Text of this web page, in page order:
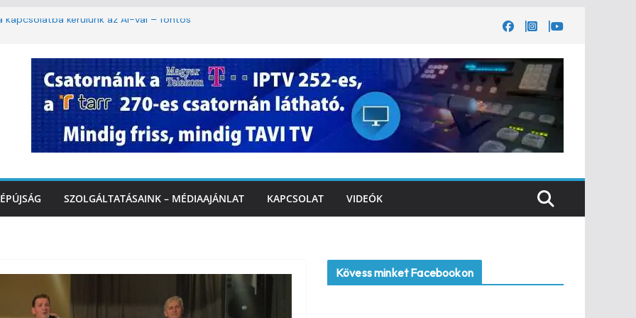
kapcsolatba kerülünk az AI-val – fontos
felfrissülés: jövő héten újra berobban
szolgáltatásnyújtás a hőségriadó alatt
Városi Gyógyfürdő és
SZOLGÁLTATÁSAINK – MÉDIAAJÁNLAT KAPCSOLAT VIDEÓK
Kövess minket Facebookon